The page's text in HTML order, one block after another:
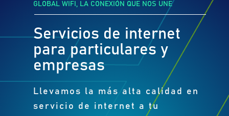
GLOBAL WIFI, LA CONEXIÓN QUE NOS UNE
Servicios de internet
para particulares y
empresas
Llevamos la más alta calidad en
servicio de internet a tu